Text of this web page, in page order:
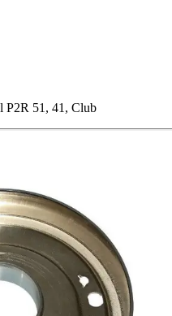
P2R 51, 41, Club